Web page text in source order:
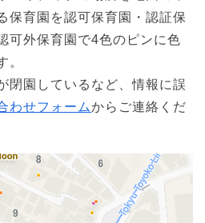
保育園を認可保育園・認証保
可外保育園で4色のピンに色
。
閉園しているなど、情報に誤
わせフォームからご連絡くだ